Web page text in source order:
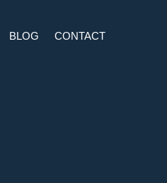
BLOG CONTACT